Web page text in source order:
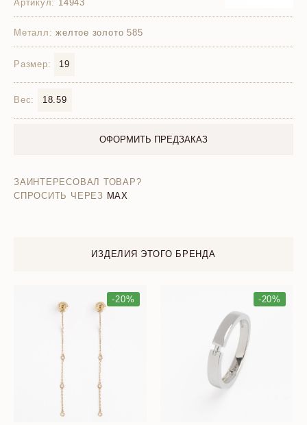
Артикул: 14943
Металл: желтое золото 585
Размер: 19
Вес: 18.59
ОФОРМИТЬ ПРЕДЗАКАЗ
ЗАИНТЕРЕСОВАЛ ТОВАР?
СПРОСИТЬ ЧЕРЕЗ MAX
ИЗДЕЛИЯ ЭТОГО БРЕНДА
-20% -20%